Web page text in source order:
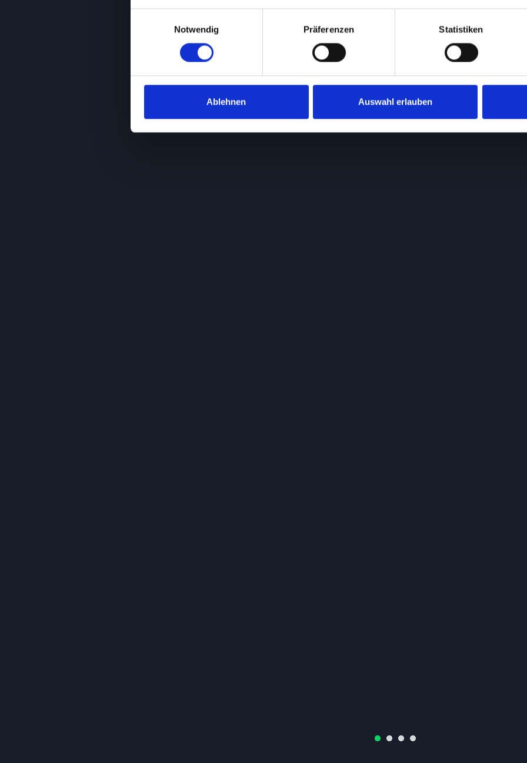
Notwendig
Präferenzen Statistiken
Ablehnen Auswahl erlauben